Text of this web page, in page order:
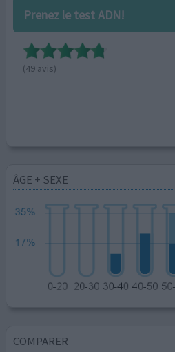
Prenez le test ADN!
(49 avis)
ÂGE + SEXE
COMPARER